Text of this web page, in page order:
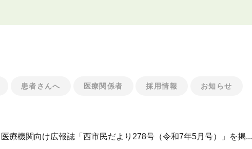
患者さんへ 医療関係者 採用情報 お知らせ
医療機関向け広報誌「西市民だより278号（令和7年5月号）」を掲...